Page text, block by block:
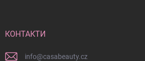
КОНТАКТИ
info@casabeauty.cz